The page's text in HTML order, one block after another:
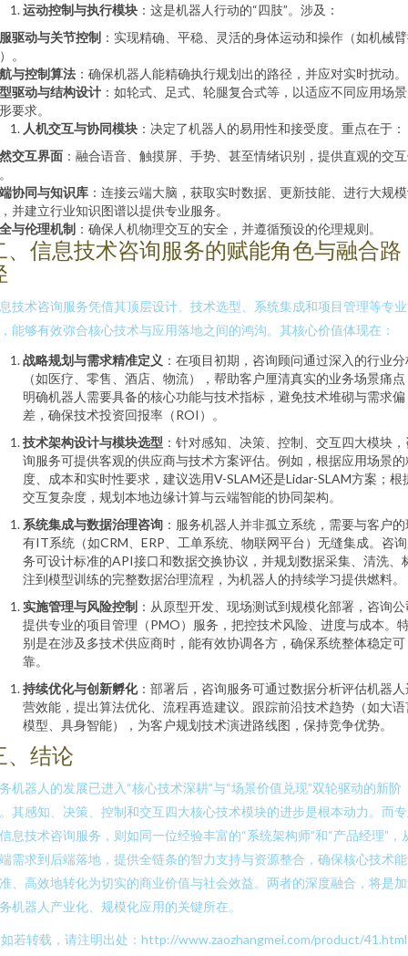
运动控制与执行模块 ：这是机器人行动的“四肢”。涉及：
驱动与关节控制 ：实现精确、平稳、灵活的身体运动和操作（如机械
。
与控制算法 ：确保机器人能精确执行规划出的路径，并应对实时扰动。
驱动与结构设计 ：如轮式、足式、轮腿复合式等，以适应不同应用场
要求。
人机交互与协同模块 ：决定了机器人的易用性和接受度。重点在于：
交互界面 ：融合语音、触摸屏、手势、甚至情绪识别，提供直观的交
协同与知识库 ：连接云端大脑，获取实时数据、更新技能、进行大规
并建立行业知识图谱以提供专业服务。
与伦理机制 ：确保人机物理交互的安全，并遵循预设的伦理规则。
、信息技术咨询服务的赋能角色与融合路
技术咨询服务凭借其顶层设计、技术选型、系统集成和项目管理等专
能够有效弥合核心技术与应用落地之间的鸿沟。其核心价值体现在：
战略规划与需求精准定义 ：在项目初期，咨询顾问通过深入的行业
（如医疗、零售、酒店、物流），帮助客户厘清真实的业务场景痛
明确机器人需要具备的核心功能与技术指标，避免技术堆砌与需求偏
差，确保技术投资回报率（ROI）。
技术架构设计与模块选型 ：针对感知、决策、控制、交互四大模块
询服务可提供客观的供应商与技术方案评估。例如，根据应用场景的
度、成本和实时性要求，建议选用V-SLAM还是Lidar-SLAM方案；根
交互复杂度，规划本地边缘计算与云端智能的协同架构。
系统集成与数据治理咨询 ：服务机器人并非孤立系统，需要与客户
有IT系统（如CRM、ERP、工单系统、物联网平台）无缝集成。咨
务可设计标准的API接口和数据交换协议，并规划数据采集、清洗、
注到模型训练的完整数据治理流程，为机器人的持续学习提供燃料。
实施管理与风险控制 ：从原型开发、现场测试到规模化部署，咨询
提供专业的项目管理（PMO）服务，把控技术风险、进度与成本。
别是在涉及多技术供应商时，能有效协调各方，确保系统整体稳定可
靠。
持续优化与创新孵化：部署后，咨询服务可通过数据分析评估机器人
营效能，提出算法优化、流程再造建议。跟踪前沿技术趋势（如大语
模型、具身智能），为客户规划技术演进路线图，保持竞争优势。
、结论
机器人的发展已进入“核心技术深耕”与“场景价值兑现”双轮驱动的新阶
其感知、决策、控制和交互四大核心技术模块的进步是根本动力。而
息技术咨询服务，则如同一位经验丰富的“系统架构师”和“产品经理”，
需求到后端落地，提供全链条的智力支持与资源整合，确保核心技术
、高效地转化为切实的商业价值与社会效益。两者的深度融合，将是
机器人产业化、规模化应用的关键所在。
如若转载，请注明出处：http://www.zaozhangmei.com/product/41.html